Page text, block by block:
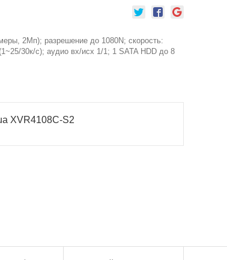
2Мп); разрешение до 1080N; скорость:
30к/с); аудио вх/исх 1/1; 1 SATA HDD до 8
XVR4108C-S2